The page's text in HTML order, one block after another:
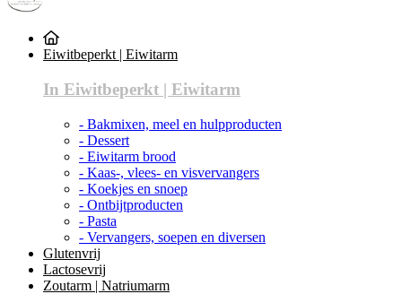
Eiwitbeperkt | Eiwitarm
In Eiwitbeperkt | Eiwitarm
- Bakmixen, meel en hulpproducten
- Dessert
- Eiwitarm brood
- Kaas-, vlees- en visvervangers
- Koekjes en snoep
- Ontbijtproducten
- Pasta
- Vervangers, soepen en diversen
Glutenvrij
Lactosevrij
Zoutarm | Natriumarm